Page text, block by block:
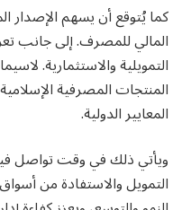
كما يُتوقع أن يسهم الإصدار
المالي للمصرف. إلى جانب
التمويلية والاستثمارية.
المنتجات المصرفية
المعايير الدولية.
ويأتي ذلك في وقت تواصل
التمويل والاستفادة من